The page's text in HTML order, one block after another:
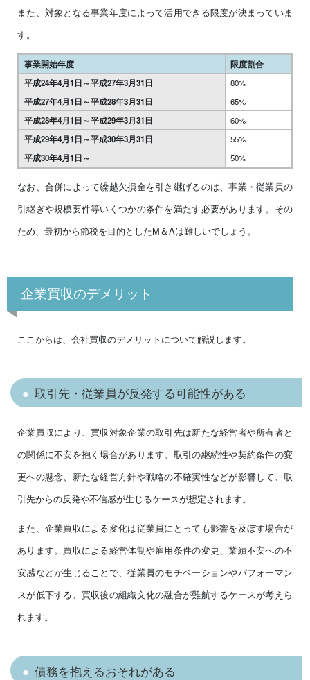
また、対象となる事業年度によって活用できる限度が決まっていま
す。
事業開始年度
限度割合
平成24年4月1日～平成27年3月31日
80%
平成27年4月1日～平成28年3月31日 65%
平成28年4月1日～平成29年3月31日 60%
平成29年4月1日～平成30年3月31日 55%
平成30年4月1日～ 50%
なお、合併によって繰越欠損金を引き継げるのは、事業・従業員の
引継ぎや規模要件等いくつかの条件を満たす必要があります。その
ため、最初から節税を目的としたM＆Aは難しいでしょう。
企業買収のデメリット
ここからは、会社買収のデメリットについて解説します。
取引先・従業員が反発する可能性がある
企業買収により、買収対象企業の取引先は新たな経営者や所有者と
の関係に不安を抱く場合があります。取引の継続性や契約条件の変
更への懸念、新たな経営方針や戦略の不確実性などが影響して、取
引先からの反発や不信感が生じるケースが想定されます。
また、企業買収による変化は従業員にとっても影響を及ぼす場合が
あります。買収による経営体制や雇用条件の変更、業績不安への不
安感などが生じることで、従業員のモチベーションやパフォーマン
スが低下する、買収後の組織文化の融合が難航するケースが考えら
れます。
債務を抱えるおそれがある